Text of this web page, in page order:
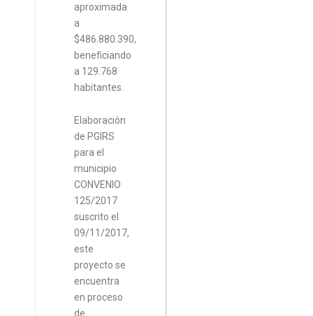
aproximada
a
$486.880.390,
beneficiando
a 129.768
habitantes.
Elaboración
de PGIRS
para el
municipio
CONVENIO
125/2017
suscrito el
09/11/2017,
este
proyecto se
encuentra
en proceso
de